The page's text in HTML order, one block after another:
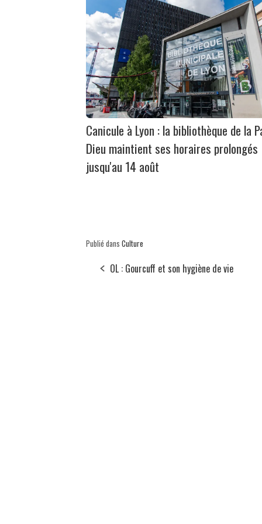
Canicule à Lyon : la bibliothèque de la
Dieu maintient ses horaires prolongés
jusqu'au 14 août
Publié dans Culture
OL : Gourcuff et son hygiène de vie